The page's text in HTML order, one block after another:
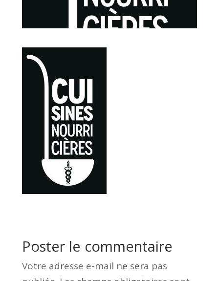
Poster le commentaire
Votre adresse e-mail ne sera pas